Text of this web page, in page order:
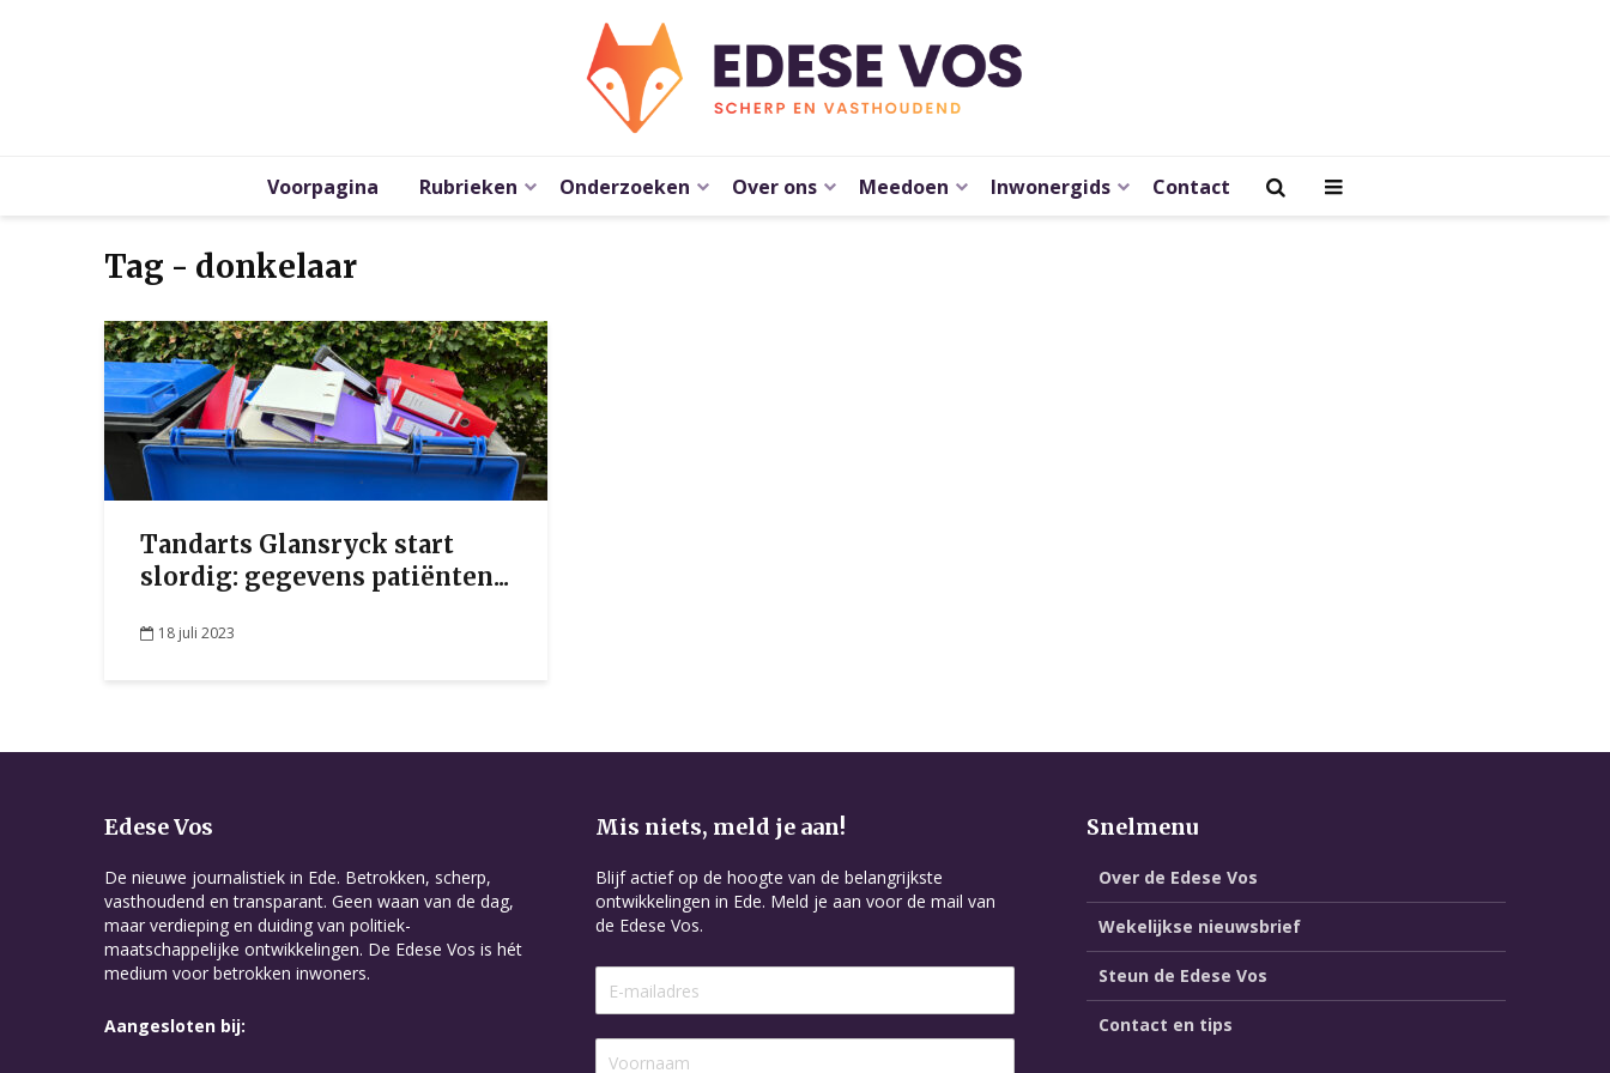
Voorpagina Rubrieken Onderzoeken Over ons Meedoen Inwonergids Contact
Tag - donkelaar
Tandarts Glansryck start
slordig: gegevens patiënten...
18 juli 2023
Edese Vos
De nieuwe journalistiek in Ede. Betrokken, scherp,
vasthoudend en transparant. Geen waan van de dag,
maar verdieping en duiding van politiek-
maatschappelijke ontwikkelingen. De Edese Vos is hét
medium voor betrokken inwoners.
Aangesloten bij:
Mis niets, meld je aan!
Blijf actief op de hoogte van de belangrijkste
ontwikkelingen in Ede. Meld je aan voor de mail van
de Edese Vos.
Snelmenu
Over de Edese Vos
Wekelijkse nieuwsbrief
Steun de Edese Vos
Contact en tips